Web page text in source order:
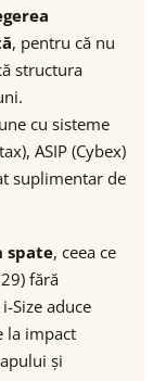
, pentru că nu
structura
cu sisteme
ASIP (Cybex)
suplimentar de
spate, ceea ce
fără
Size aduce
la impact
și